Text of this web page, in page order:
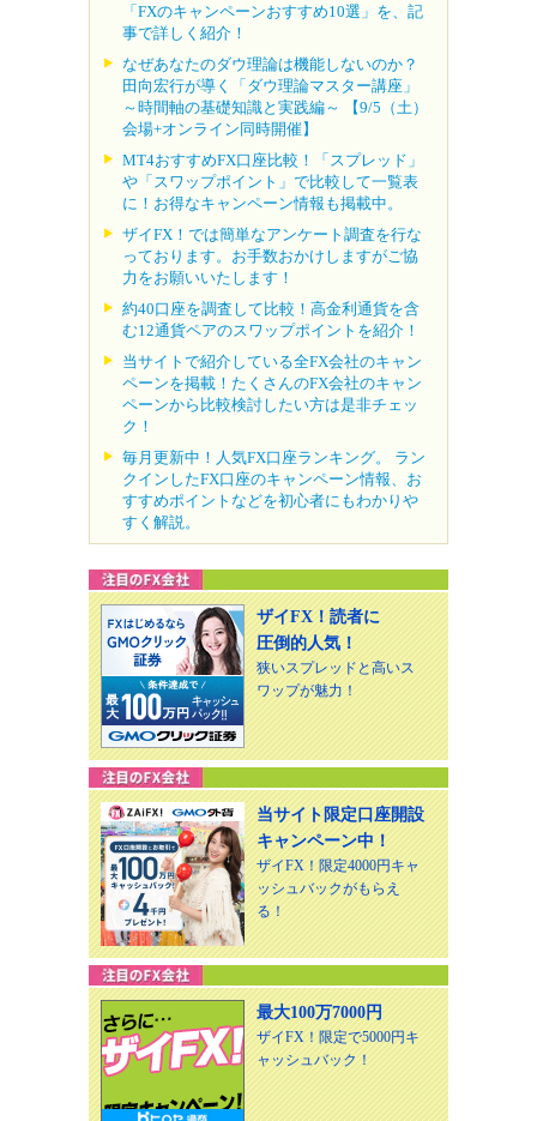
「FXのキャンペーンおすすめ10選」を、記
事で詳しく紹介！
なぜあなたのダウ理論は機能しないのか？
田向宏行が導く「ダウ理論マスター講座」
～時間軸の基礎知識と実践編～ 【9/5（土）
会場+オンライン同時開催】
MT4おすすめFX口座比較！「スプレッド」
や「スワップポイント」で比較して一覧表
に！お得なキャンペーン情報も掲載中。
ザイFX！では簡単なアンケート調査を行な
っております。お手数おかけしますがご協
力をお願いいたします！
約40口座を調査して比較！高金利通貨を含
む12通貨ペアのスワップポイントを紹介！
当サイトで紹介している全FX会社のキャン
ペーンを掲載！たくさんのFX会社のキャン
ペーンから比較検討したい方は是非チェッ
ク！
毎月更新中！人気FX口座ランキング。 ラン
クインしたFX口座のキャンペーン情報、お
すすめポイントなどを初心者にもわかりや
すく解説。
ザイFX！読者に
圧倒的人気！
狭いスプレッドと高いス
ワップが魅力！
当サイト限定口座開設
キャンペーン中！
ザイFX！限定4000円キャ
ッシュバックがもらえ
る！
最大100万7000円
ザイFX！限定で5000円キ
ャッシュバック！